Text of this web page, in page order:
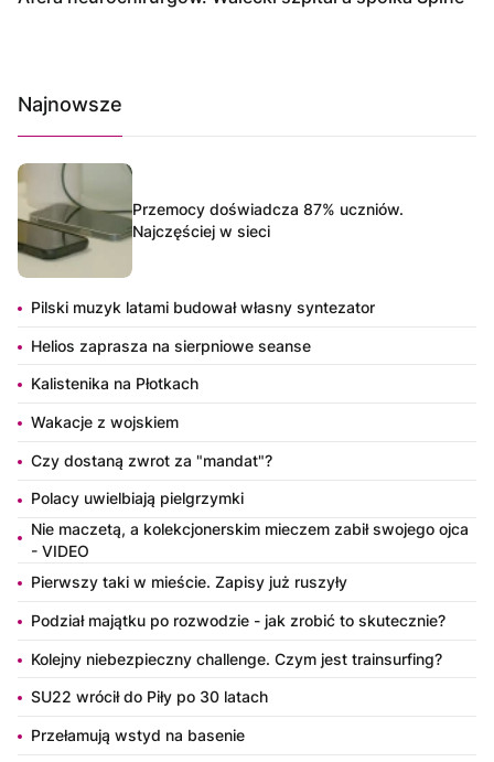
Najnowsze
Przemocy doświadcza 87% uczniów.
Najczęściej w sieci
Pilski muzyk latami budował własny syntezator
Helios zaprasza na sierpniowe seanse
Kalistenika na Płotkach
Wakacje z wojskiem
Czy dostaną zwrot za "mandat"?
Polacy uwielbiają pielgrzymki
Nie maczetą, a kolekcjonerskim mieczem zabił swojego ojca
- VIDEO
Pierwszy taki w mieście. Zapisy już ruszyły
Podział majątku po rozwodzie - jak zrobić to skutecznie?
Kolejny niebezpieczny challenge. Czym jest trainsurfing?
SU22 wrócił do Piły po 30 latach
Przełamują wstyd na basenie